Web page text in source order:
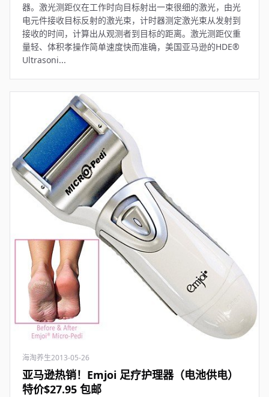
器。激光测距仪在工作时向目标射出一束很细的激光，由光
电元件接收目标反射的激光束，计时器测定激光束从发射到
接收的时间，计算出从观测者到目标的距离。激光测距仪重
量轻、体积孝操作简单速度快而准确，美国亚马逊的HDE®
Ultrasoni...
海淘养生2013-05-26
亚马逊热销！Emjoi 足疗护理器（电池供电）
特价$27.95 包邮